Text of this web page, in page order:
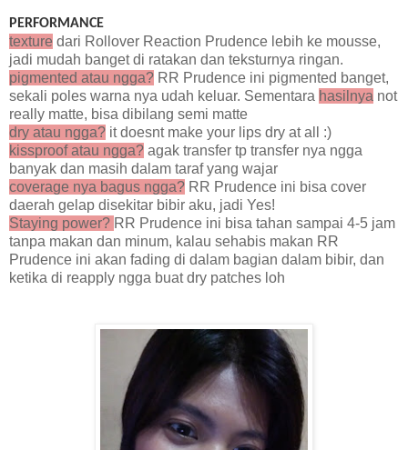
PERFORMANCE
texture dari Rollover Reaction Prudence lebih ke mousse,
jadi mudah banget di ratakan dan teksturnya ringan.
pigmented atau ngga? RR Prudence ini pigmented banget,
sekali poles warna nya udah keluar. Sementara hasilnya not
really matte, bisa dibilang semi matte
dry atau ngga? it doesnt make your lips dry at all :)
kissproof atau ngga? agak transfer tp transfer nya ngga
banyak dan masih dalam taraf yang wajar
coverage nya bagus ngga? RR Prudence ini bisa cover
daerah gelap disekitar bibir aku, jadi Yes!
Staying power? RR Prudence ini bisa tahan sampai 4-5 jam
tanpa makan dan minum, kalau sehabis makan RR
Prudence ini akan fading di dalam bagian dalam bibir, dan
ketika di reapply ngga buat dry patches loh